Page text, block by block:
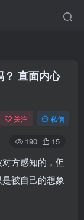
？ 直面内心
关注 私信
190 15
方感知的，但
被自己的想象